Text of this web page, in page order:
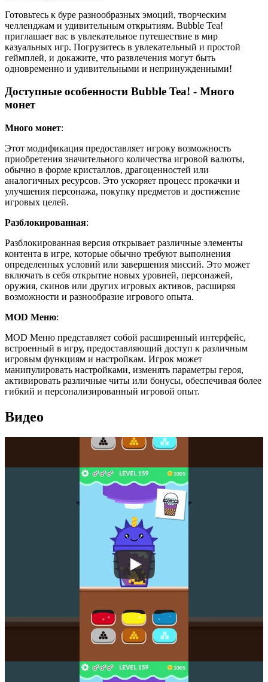
Готовьтесь к буре разнообразных эмоций, творческим
челленджам и удивительным открытиям. Bubble Tea!
приглашает вас в увлекательное путешествие в мир
казуальных игр. Погрузитесь в увлекательный и простой
геймплей, и докажите, что развлечения могут быть
одновременно и удивительными и непринужденными!
Доступные особенности Bubble Tea! - Много
монет
Много монет:
Этот модификация предоставляет игроку возможность
приобретения значительного количества игровой валюты,
обычно в форме кристаллов, драгоценностей или
аналогичных ресурсов. Это ускоряет процесс прокачки и
улучшения персонажа, покупку предметов и достижение
игровых целей.
Разблокированная:
Разблокированная версия открывает различные элементы
контента в игре, которые обычно требуют выполнения
определенных условий или завершения миссий. Это может
включать в себя открытие новых уровней, персонажей,
оружия, скинов или других игровых активов, расширяя
возможности и разнообразие игрового опыта.
MOD Меню:
MOD Меню представляет собой расширенный интерфейс,
встроенный в игру, предоставляющий доступ к различным
игровым функциям и настройкам. Игрок может
манипулировать настройками, изменять параметры героя,
активировать различные читы или бонусы, обеспечивая более
гибкий и персонализированный игровой опыт.
Видео